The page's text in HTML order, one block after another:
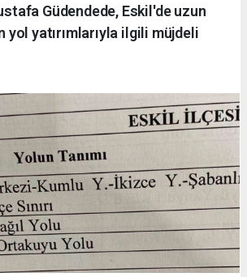
Güdendede, Eskil'de uzun
yol yatırımlarıyla ilgili müjdeli